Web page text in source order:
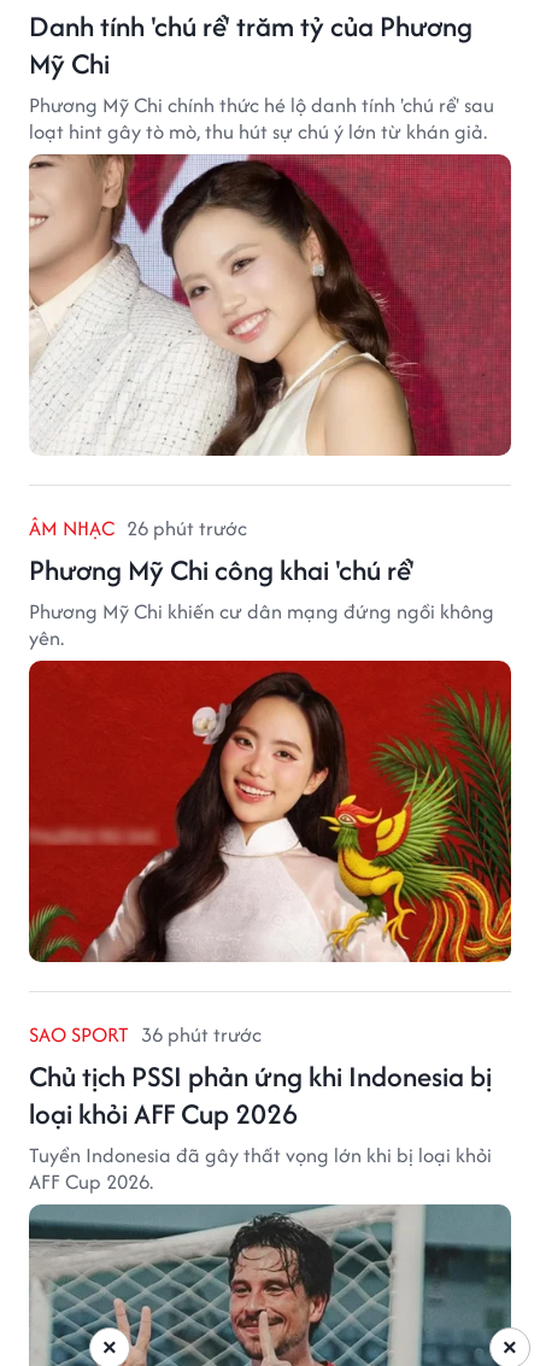
Danh tính 'chú rể' trăm tỷ của Phương
Mỹ Chi
Phương Mỹ Chi chính thức hé lộ danh tính 'chú rể' sau
loạt hint gây tò mò, thu hút sự chú ý lớn từ khán giả.
ÂM NHẠC 26 phút trước
Phương Mỹ Chi công khai 'chú rể'
Phương Mỹ Chi khiến cư dân mạng đứng ngồi không
yên.
SAO SPORT 36 phút trước
Chủ tịch PSSI phản ứng khi Indonesia bị
loại khỏi AFF Cup 2026
Tuyển Indonesia đã gây thất vọng lớn khi bị loại khỏi
AFF Cup 2026.
×
×